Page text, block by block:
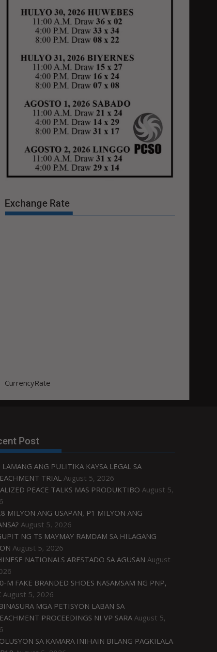
Exchange Rate
CurrencyRate
Post
LAMANG ANG PULITIKA KAYSA LEGAL SA
TRIAL August 5, 2026
PEACE TALKS MAS PRODUKTIBO August 5,
MILYON ANG USAPAN, P1 MILYON ANG
August 5, 2026
NG TS MAYMAY RAMDAM SA HILAGANG
August 5, 2026
NATIONALS ARESTADO SA AGUSAN August
M FAKE BRANDED SHOES NASAMSAM NG PNP,
August 5, 2026
MGA PETISYON LABAN SA
PROCEEDINGS NI VP SARA August 5,
SA KAMARA INIHAIN BILANG PAGKILALA